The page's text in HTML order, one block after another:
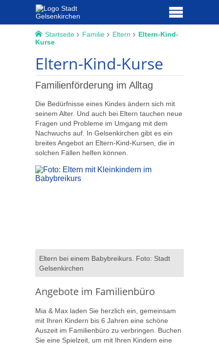
Startseite Familie Eltern
Eltern-Kind-
Kurse
Eltern-Kind-Kurse
Familienförderung im Alltag
Die Bedürfnisse eines Kindes ändern sich mit
seinem Alter. Und auch bei Eltern tauchen neue
Fragen und Probleme im Umgang mit dem
Nachwuchs auf. In Gelsenkirchen gibt es ein
breites Angebot an Eltern-Kind-Kursen, die in
solchen Fällen helfen können.
Eltern bei einem Babybreikurs. Foto: Stadt
Gelsenkirchen
Angebote im Familienbüro
Mia & Max laden Sie herzlich ein, gemeinsam
mit Ihren Kindern bis 6 Jahren eine schöne
Auszeit im Familienbüro zu verbringen. Buchen
Sie eine Spielzeit, um mit Ihren Kindern eine